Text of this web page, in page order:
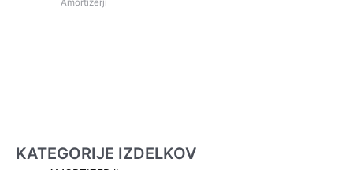
KATEGORIJE IZDELKOV
Amortizerji